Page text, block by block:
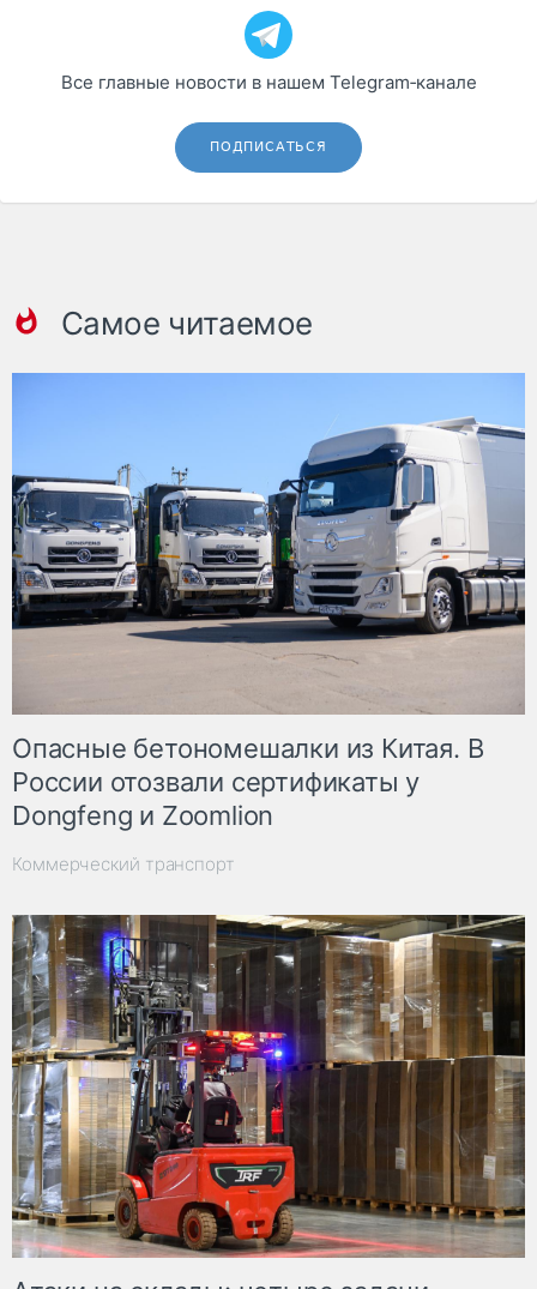
Все главные новости в нашем Telegram‑канале
ПОДПИСАТЬСЯ
Самое читаемое
Опасные бетономешалки из Китая. В
России отозвали сертификаты у
Dongfeng и Zoomlion
Коммерческий транспорт